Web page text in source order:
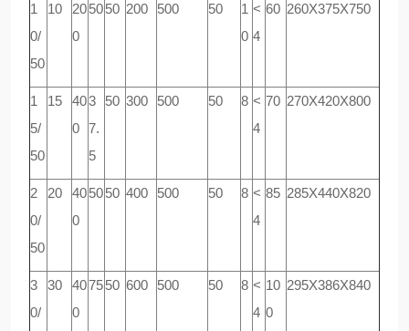
1
0/
50
10
20
0
5050 200 500 50
1
0
<
4
60 260Х375Х750
1
5/
50
15
40
0
3
7.
5
50 300 500 50 8 <
4
70 270Х420Х800
2
0/
50
20
40
0
5050 400 500 50 8 <
4
85 285Х440Х820
3
0/
30
40
0
7550 600 500 50 8 <
4
10
0
295Х386Х840